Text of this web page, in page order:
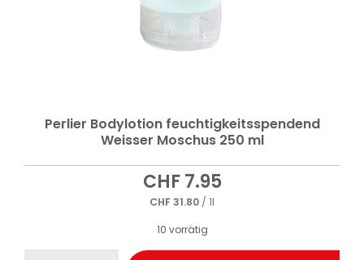
Perlier Bodylotion feuchtigkeitsspendend
Weisser Moschus 250 ml
CHF7.95
CHF31.80 / 1l
10 vorrätig